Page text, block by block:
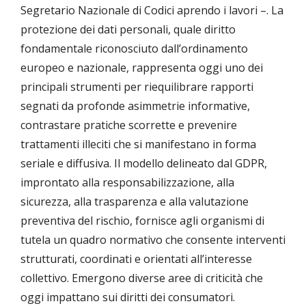
Segretario Nazionale di Codici aprendo i lavori –. La
protezione dei dati personali, quale diritto
fondamentale riconosciuto dall’ordinamento
europeo e nazionale, rappresenta oggi uno dei
principali strumenti per riequilibrare rapporti
segnati da profonde asimmetrie informative,
contrastare pratiche scorrette e prevenire
trattamenti illeciti che si manifestano in forma
seriale e diffusiva. Il modello delineato dal GDPR,
improntato alla responsabilizzazione, alla
sicurezza, alla trasparenza e alla valutazione
preventiva del rischio, fornisce agli organismi di
tutela un quadro normativo che consente interventi
strutturati, coordinati e orientati all’interesse
collettivo. Emergono diverse aree di criticità che
oggi impattano sui diritti dei consumatori.